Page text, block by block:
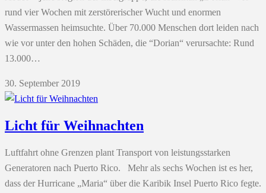
rund vier Wochen mit zerstörerischer Wucht und enormen
Wassermassen heimsuchte. Über 70.000 Menschen dort leiden nach
wie vor unter den hohen Schäden, die “Dorian“ verursachte: Rund
13.000…
30. September 2019
Licht für Weihnachten
Luftfahrt ohne Grenzen plant Transport von leistungsstarken
Generatoren nach Puerto Rico. Mehr als sechs Wochen ist es her,
dass der Hurricane „Maria“ über die Karibik Insel Puerto Rico fegte.